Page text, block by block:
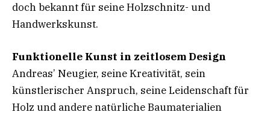
doch bekannt für seine Holzschnitz- und
Handwerkskunst.
Funktionelle Kunst in zeitlosem Design
Andreas’ Neugier, seine Kreativität, sein
künstlerischer Anspruch, seine Leidenschaft für
Holz und andere natürliche Baumaterialien